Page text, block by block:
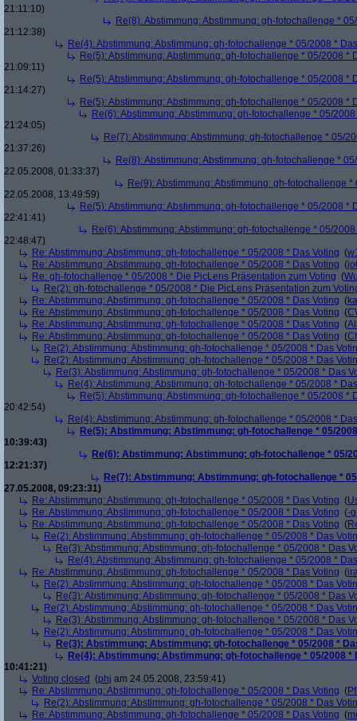
21:11:10)
Re(8): Abstimmung: Abstimmung: gh-fotochallenge *
21:12:38)
Re(4): Abstimmung: Abstimmung: gh-fotochallenge * 05/2008 *
Re(5): Abstimmung: Abstimmung: gh-fotochallenge * 05/2008 *
21:09:11)
Re(5): Abstimmung: Abstimmung: gh-fotochallenge * 05/2008 *
21:14:27)
Re(5): Abstimmung: Abstimmung: gh-fotochallenge * 05/2008 *
Re(6): Abstimmung: Abstimmung: gh-fotochallenge * 05/
21:24:05)
Re(7): Abstimmung: Abstimmung: gh-fotochallenge * 05/
21:37:26)
Re(8): Abstimmung: Abstimmung: gh-fotochallenge *
22.05.2008, 01:33:37)
Re(9): Abstimmung: Abstimmung: gh-fotochallenge
22.05.2008, 13:49:59)
Re(5): Abstimmung: Abstimmung: gh-fotochallenge * 05/2008 *
22:41:41)
Re(6): Abstimmung: Abstimmung: gh-fotochallenge * 05/
22:48:47)
Re: Abstimmung: Abstimmung: gh-fotochallenge * 05/2008 * Das Voting (
Re: Abstimmung: Abstimmung: gh-fotochallenge * 05/2008 * Das Voting (
Re: gh-fotochallenge * 05/2008 * Die PicLens Präsentation zum Voting (
Re(2): gh-fotochallenge * 05/2008 * Die PicLens Präsentation zum
Re: Abstimmung: Abstimmung: gh-fotochallenge * 05/2008 * Das Voting (
Re: Abstimmung: Abstimmung: gh-fotochallenge * 05/2008 * Das Voting (
Re: Abstimmung: Abstimmung: gh-fotochallenge * 05/2008 * Das Voting (
Re: Abstimmung: Abstimmung: gh-fotochallenge * 05/2008 * Das Voting (
Re(2): Abstimmung: Abstimmung: gh-fotochallenge * 05/2008 * Das
Re(2): Abstimmung: Abstimmung: gh-fotochallenge * 05/2008 * Das
Re(3): Abstimmung: Abstimmung: gh-fotochallenge * 05/2008 * Das
Re(4): Abstimmung: Abstimmung: gh-fotochallenge * 05/2008 *
Re(5): Abstimmung: Abstimmung: gh-fotochallenge * 05/2008 *
20:42:54)
Re(4): Abstimmung: Abstimmung: gh-fotochallenge * 05/2008 *
Re(5): Abstimmung: Abstimmung: gh-fotochallenge * 05/
10:39:43)
Re(6): Abstimmung: Abstimmung: gh-fotochallenge * 05/
12:21:37)
Re(7): Abstimmung: Abstimmung: gh-fotochallenge *
27.05.2008, 09:23:31)
Re: Abstimmung: Abstimmung: gh-fotochallenge * 05/2008 * Das Voting (
Re: Abstimmung: Abstimmung: gh-fotochallenge * 05/2008 * Das Voting (-
Re: Abstimmung: Abstimmung: gh-fotochallenge * 05/2008 * Das Voting (
Re(2): Abstimmung: Abstimmung: gh-fotochallenge * 05/2008 * Das
Re(3): Abstimmung: Abstimmung: gh-fotochallenge * 05/2008 * Das
Re(4): Abstimmung: Abstimmung: gh-fotochallenge * 05/2008 *
Re: Abstimmung: Abstimmung: gh-fotochallenge * 05/2008 * Das Voting (
Re(2): Abstimmung: Abstimmung: gh-fotochallenge * 05/2008 * Das
Re(3): Abstimmung: Abstimmung: gh-fotochallenge * 05/2008 * Das
Re(2): Abstimmung: Abstimmung: gh-fotochallenge * 05/2008 * Das
Re(3): Abstimmung: Abstimmung: gh-fotochallenge * 05/2008 * Das
Re(2): Abstimmung: Abstimmung: gh-fotochallenge * 05/2008 * Das
Re(3): Abstimmung: Abstimmung: gh-fotochallenge * 05/2008 *
Re(4): Abstimmung: Abstimmung: gh-fotochallenge * 05/2008 *
10:41:21)
Voting closed (phj am 24.05.2008, 23:59:41)
Re: Abstimmung: Abstimmung: gh-fotochallenge * 05/2008 * Das Voting (
Re(2): Abstimmung: Abstimmung: gh-fotochallenge * 05/2008 * Das
Re: Abstimmung: Abstimmung: gh-fotochallenge * 05/2008 * Das Voting (